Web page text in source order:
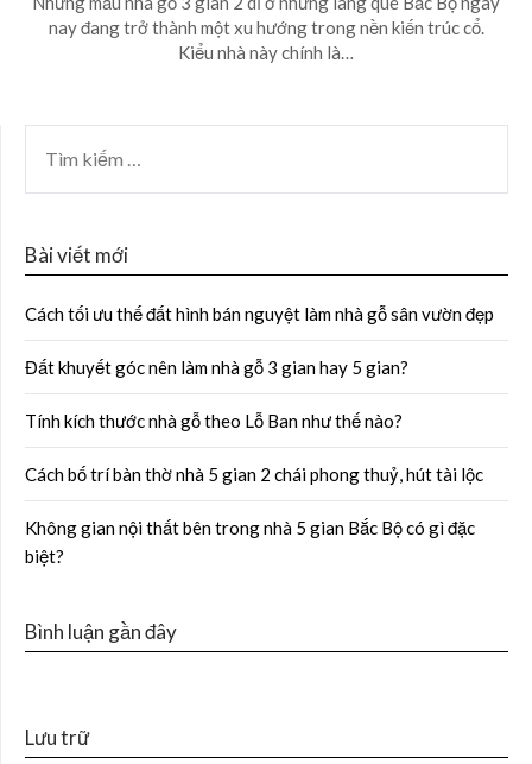
nay đang trở thành một xu hướng trong nền kiến trúc cổ.
Kiểu nhà này chính là…
Bài viết mới
Cách tối ưu thế đất hình bán nguyệt làm nhà gỗ sân vườn đẹp
Đất khuyết góc nên làm nhà gỗ 3 gian hay 5 gian?
Tính kích thước nhà gỗ theo Lỗ Ban như thế nào?
Cách bố trí bàn thờ nhà 5 gian 2 chái phong thuỷ, hút tài lộc
Không gian nội thất bên trong nhà 5 gian Bắc Bộ có gì đặc
biệt?
Bình luận gần đây
Lưu trữ